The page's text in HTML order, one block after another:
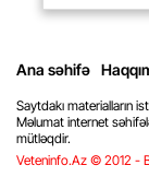
Ana səhifə
Saytdakı materialların
Məlumat internet
mütləqdir.
Veteninfo.Az © 2012 -